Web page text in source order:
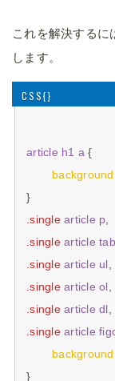
これを解決するに
します。
article h1 a {
background
.single article p
.single article
.single article ul
.single article ol
.single article dl
.single article
background